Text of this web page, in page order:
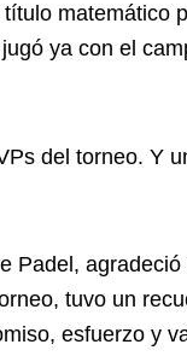
matemático
ya con el
del torneo. Y
Padel,
tuvo un
esfuerzo y